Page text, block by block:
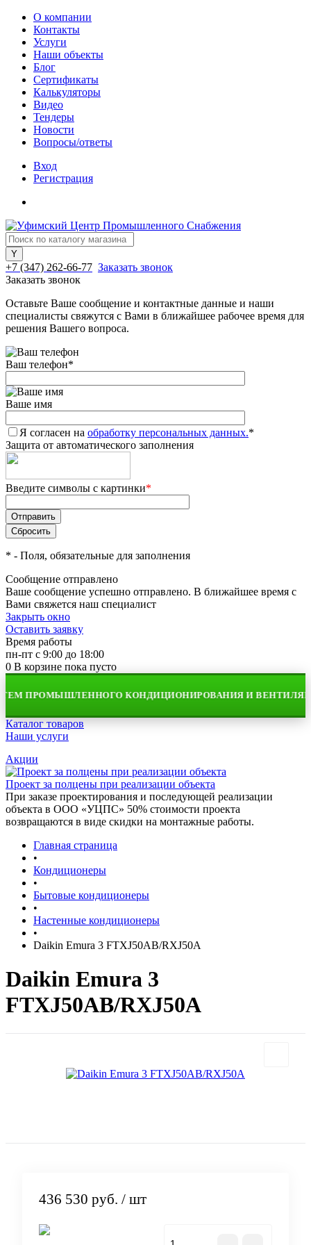
О компании
Контакты
Услуги
Наши объекты
Блог
Сертификаты
Калькуляторы
Видео
Тендеры
Новости
Вопросы/ответы
Вход
Регистрация
+7 (347) 262-66-77 Заказать звонок
Заказать звонок
Оставьте Ваше сообщение и контактные данные и наши
специалисты свяжутся с Вами в ближайшее рабочее время для
решения Вашего вопроса.
Ваш телефон*
Ваше имя
Я согласен на обработку персональных данных.*
Защита от автоматического заполнения
Введите символы с картинки*
* - Поля, обязательные для заполнения
Сообщение отправлено
Ваше сообщение успешно отправлено. В ближайшее время с
Вами свяжется наш специалист
Закрыть окно
Оставить заявку
Время работы
пн-пт с 9:00 до 18:00
0 В корзине пока пусто
ПРОМЫШЛЕННОГО КОНДИЦИОНИРОВАНИЯ И
Каталог товаров
Наши услуги
Акции
Проект за полцены при реализации объекта
При заказе проектирования и последующей реализации
объекта в ООО «УЦПС» 50% стоимости проекта
возвращаются в виде скидки на монтажные работы.
Главная страница
•
Кондиционеры
•
Бытовые кондиционеры
•
Настенные кондиционеры
•
Daikin Emura 3 FTXJ50AB/RXJ50A
Daikin Emura 3
FTXJ50AB/RXJ50A
436 530 руб. / шт